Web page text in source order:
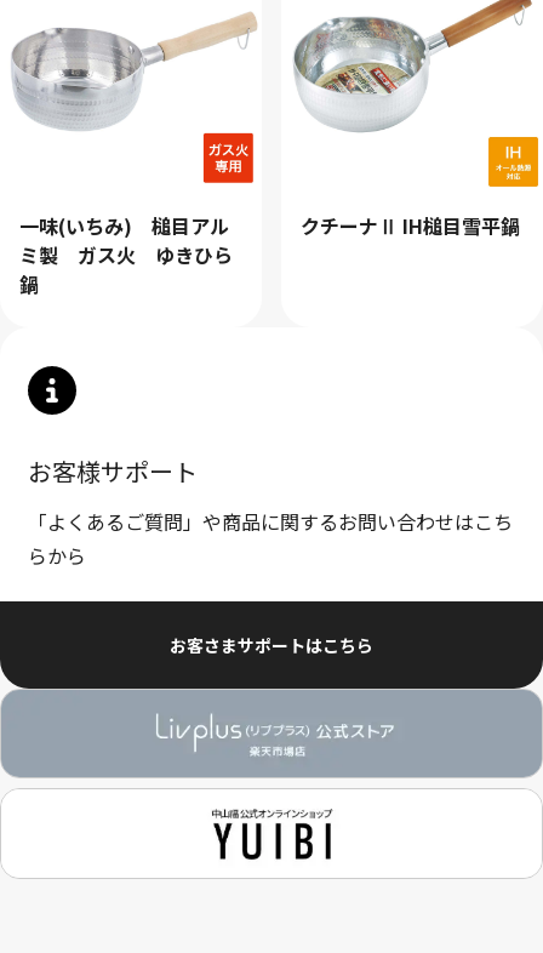
一味(いちみ) 槌目アル
ミ製 ガス火 ゆきひら
鍋
クチーナⅡ IH槌目雪平鍋
お客様サポート
「よくあるご質問」や商品に関するお問い合わせはこち
らから
お客さまサポートはこちら